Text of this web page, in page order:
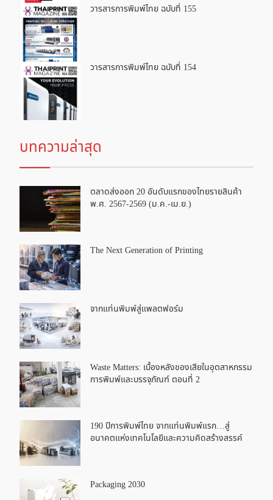
วารสารการพิมพ์ไทย ฉบับที่ 155
วารสารการพิมพ์ไทย ฉบับที่ 154
บทความล่าสุด
ตลาดส่งออก 20 อันดับแรกของไทยรายสินค้า
พ.ศ. 2567-2569 (ม.ค.-เม.ย.)
The Next Generation of Printing
จากแท่นพิมพ์สู่แพลตฟอร์ม
Waste Matters: เบื้องหลังของเสียในอุตสาหกรรม
การพิมพ์และบรรจุภัณฑ์ ตอนที่ 2
190 ปีการพิมพ์ไทย จากแท่นพิมพ์แรก…สู่
อนาคตแห่งเทคโนโลยีและความคิดสร้างสรรค์
Packaging 2030